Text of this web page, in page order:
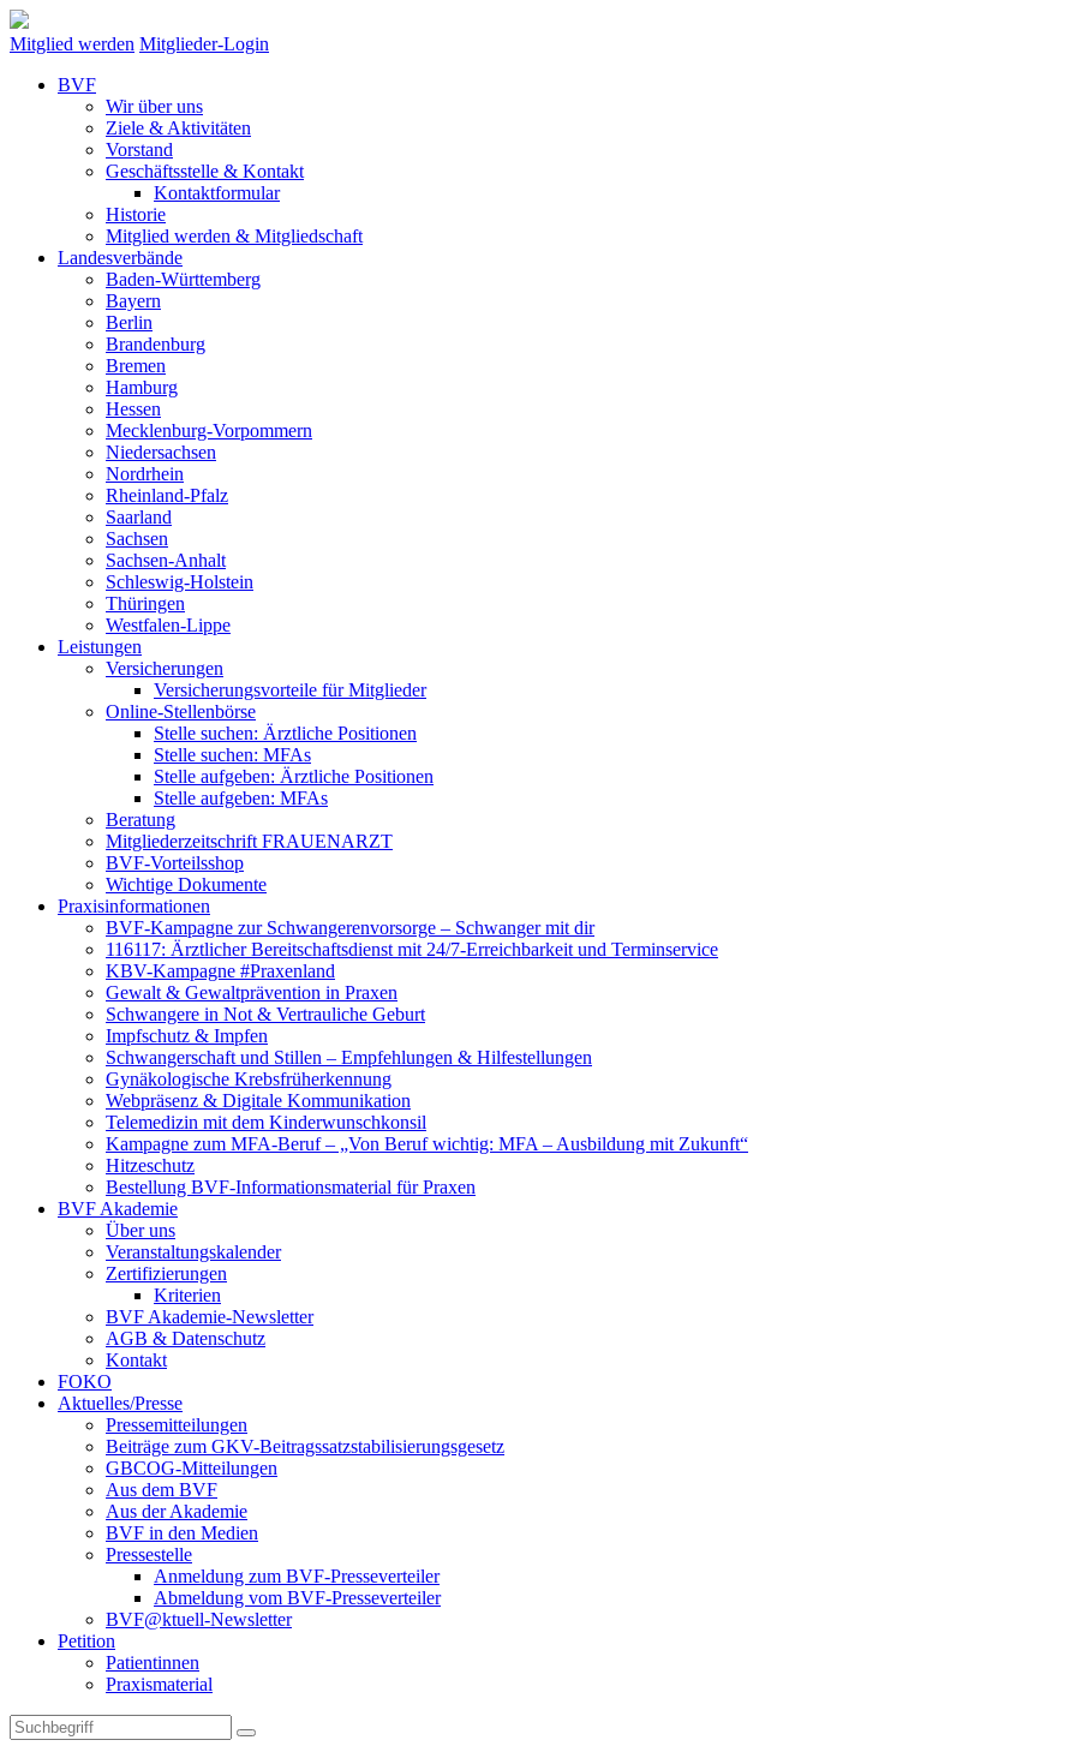
Mitglied werden Mitglieder-Login
BVF
Wir über uns
Ziele & Aktivitäten
Vorstand
Geschäftsstelle & Kontakt
Kontaktformular
Historie
Mitglied werden & Mitgliedschaft
Landesverbände
Baden-Württemberg
Bayern
Berlin
Brandenburg
Bremen
Hamburg
Hessen
Mecklenburg-Vorpommern
Niedersachsen
Nordrhein
Rheinland-Pfalz
Saarland
Sachsen
Sachsen-Anhalt
Schleswig-Holstein
Thüringen
Westfalen-Lippe
Leistungen
Versicherungen
Versicherungsvorteile für Mitglieder
Online-Stellenbörse
Stelle suchen: Ärztliche Positionen
Stelle suchen: MFAs
Stelle aufgeben: Ärztliche Positionen
Stelle aufgeben: MFAs
Beratung
Mitgliederzeitschrift FRAUENARZT
BVF-Vorteilsshop
Wichtige Dokumente
Praxisinformationen
BVF-Kampagne zur Schwangerenvorsorge – Schwanger mit dir
116117: Ärztlicher Bereitschaftsdienst mit 24/7-Erreichbarkeit und Terminservice
KBV-Kampagne #Praxenland
Gewalt & Gewaltprävention in Praxen
Schwangere in Not & Vertrauliche Geburt
Impfschutz & Impfen
Schwangerschaft und Stillen – Empfehlungen & Hilfestellungen
Gynäkologische Krebsfrüherkennung
Webpräsenz & Digitale Kommunikation
Telemedizin mit dem Kinderwunschkonsil
Kampagne zum MFA-Beruf – „Von Beruf wichtig: MFA – Ausbildung mit Zukunft“
Hitzeschutz
Bestellung BVF-Informationsmaterial für Praxen
BVF Akademie
Über uns
Veranstaltungskalender
Zertifizierungen
Kriterien
BVF Akademie-Newsletter
AGB & Datenschutz
Kontakt
FOKO
Aktuelles/Presse
Pressemitteilungen
Beiträge zum GKV-Beitragssatzstabilisierungsgesetz
GBCOG-Mitteilungen
Aus dem BVF
Aus der Akademie
BVF in den Medien
Pressestelle
Anmeldung zum BVF-Presseverteiler
Abmeldung vom BVF-Presseverteiler
BVF@ktuell-Newsletter
Petition
Patientinnen
Praxismaterial